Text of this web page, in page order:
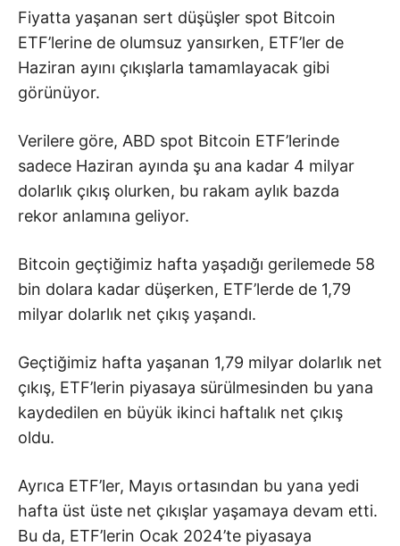
Fiyatta yaşanan sert düşüşler spot Bitcoin
ETF’lerine de olumsuz yansırken, ETF’ler de
Haziran ayını çıkışlarla tamamlayacak gibi
görünüyor.
Verilere göre, ABD spot Bitcoin ETF’lerinde
sadece Haziran ayında şu ana kadar 4 milyar
dolarlık çıkış olurken, bu rakam aylık bazda
rekor anlamına geliyor.
Bitcoin geçtiğimiz hafta yaşadığı gerilemede 58
bin dolara kadar düşerken, ETF’lerde de 1,79
milyar dolarlık net çıkış yaşandı.
Geçtiğimiz hafta yaşanan 1,79 milyar dolarlık net
çıkış, ETF’lerin piyasaya sürülmesinden bu yana
kaydedilen en büyük ikinci haftalık net çıkış
oldu.
Ayrıca ETF’ler, Mayıs ortasından bu yana yedi
hafta üst üste net çıkışlar yaşamaya devam etti.
Bu da, ETF’lerin Ocak 2024’te piyasaya